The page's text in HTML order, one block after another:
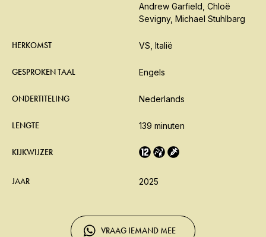
Andrew Garfield, Chloë
Sevigny, Michael Stuhlbarg
HERKOMST VS, Italië
GESPROKEN TAAL Engels
ONDERTITELING Nederlands
LENGTE 139 minuten
KIJKWIJZER
JAAR 2025
VRAAG IEMAND MEE